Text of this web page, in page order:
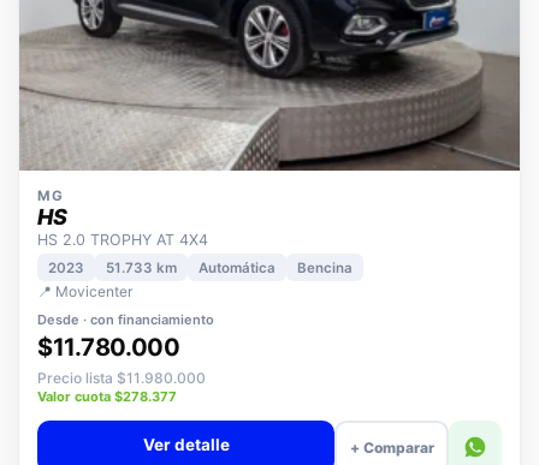
MG
HS
HS 2.0 TROPHY AT 4X4
2023 51.733 km
📍 Movicenter
Desde · con financiamiento
$11.780.000
Precio lista $11.980.000
Valor cuota $278.377